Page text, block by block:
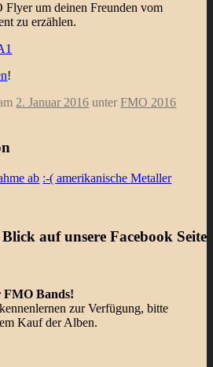
Flyer um deinen Freunden vom
zu erzählen.
!
2. Januar 2016 unterFMO 2016
ab :-( amerikanische Metaller
auf unsere Facebook Seite
FMO Bands!
zur Verfügung, bitte
Kauf der Alben.